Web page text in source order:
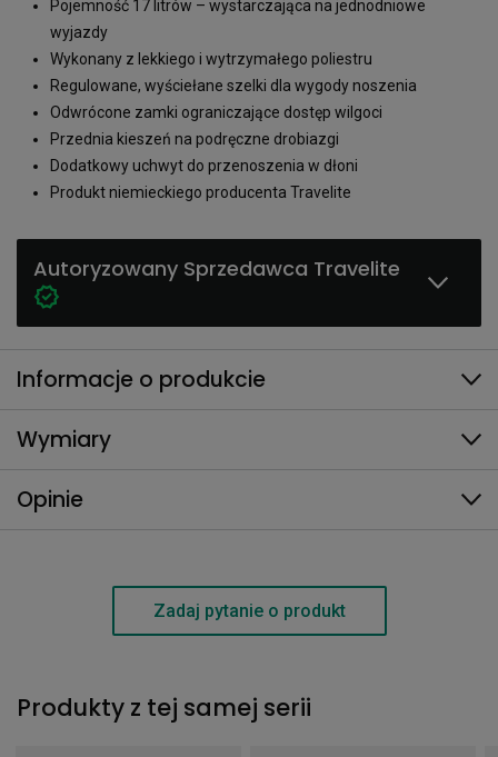
Pojemność 17 litrów – wystarczająca na jednodniowe
wyjazdy
Wykonany z lekkiego i wytrzymałego poliestru
Regulowane, wyściełane szelki dla wygody noszenia
Odwrócone zamki ograniczające dostęp wilgoci
Przednia kieszeń na podręczne drobiazgi
Dodatkowy uchwyt do przenoszenia w dłoni
Produkt niemieckiego producenta Travelite
Autoryzowany Sprzedawca Travelite
Informacje o produkcie
Wymiary
Opinie
Zadaj pytanie o produkt
Produkty z tej samej serii